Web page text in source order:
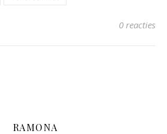
0 reacties
RAMONA